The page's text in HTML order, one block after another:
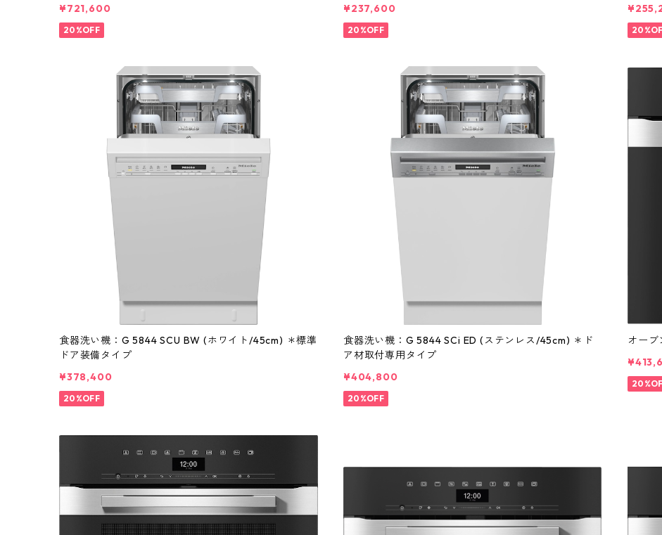
¥721,600
20%OFF
¥237,600
20%OFF
食器洗い機：G 5844 SCU BW (ホワイト/45cm) ＊標準
ドア装備タイプ
¥378,400
20%OFF
食器洗い機：G 5844 SCi ED (ステンレス/45cm) ＊ド
ア材取付専用タイプ
¥404,800
20%OFF
オー